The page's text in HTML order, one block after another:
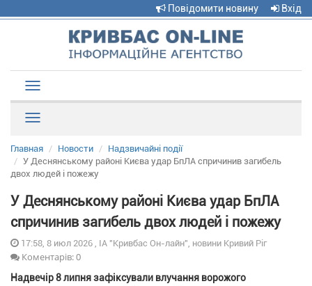
Повідомити новину Вхід
navigation
Главная Новости
Надзвичайні події
У Деснянському районі Києва удар БпЛА спричинив загибель
двох людей і пожежу
У Деснянському районі Києва удар БпЛА
спричинив загибель двох людей і пожежу
17:58, 8 июл 2026 , ІА "Кривбас Он-лайн", новини Кривий Ріг
Коментарів: 0
Надвечір 8 липня зафіксували влучання ворожого